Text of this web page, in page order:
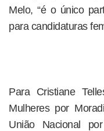
Melo, “é o único
para candidaturas
Para Cristiane
Mulheres por
União Nacional